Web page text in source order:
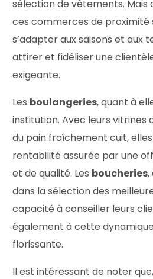
sélection de vêtements. Mais
ces commerces de proximité
s’adapter aux saisons et aux
attirer et fidéliser une
exigeante.
Les boulangeries, quant à
institution. Avec leurs vitrines
du pain fraîchement cuit,
rentabilité assurée par une
et de qualité. Les boucheries,
dans la sélection des
capacité à conseiller leurs
également à cette
florissante.
Il est intéressant de noter